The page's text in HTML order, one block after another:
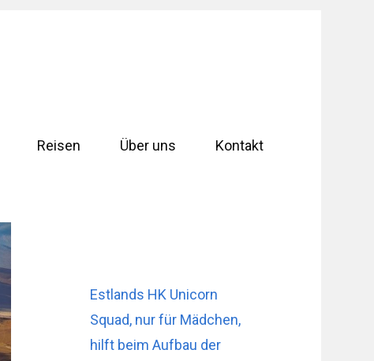
Reisen Über uns Kontakt
Estlands HK Unicorn
Squad, nur für Mädchen,
hilft beim Aufbau der